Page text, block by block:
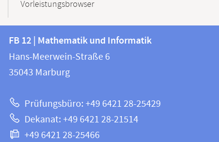
Vorleistungsbrowser
Kontakt
und
Informationen
Website
FB
12
|
und
Informatik
FB 12 | Mathematik und Informatik
Hans-Meerwein-Straße 6
35043 Marburg
Prüfungsbüro: +49 6421 28-25429
Dekanat: +49 6421 28-21514
+49 6421 28-25466